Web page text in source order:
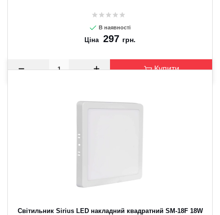
В наявності
Ціна 297 грн.
Купити
Світильник Sirius LED накладний квадратний SM-18F 18W